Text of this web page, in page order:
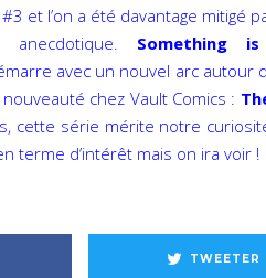
et l’on a été davantage mitigé
anecdotique. Something
avec un nouvel arc autour
chez Vault Comics :
cette série mérite notre
terme d’intérêt mais on ira voir !
TWEETER